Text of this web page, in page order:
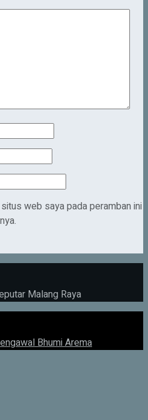
web saya pada peramban ini
Malang Raya
Bhumi Arema